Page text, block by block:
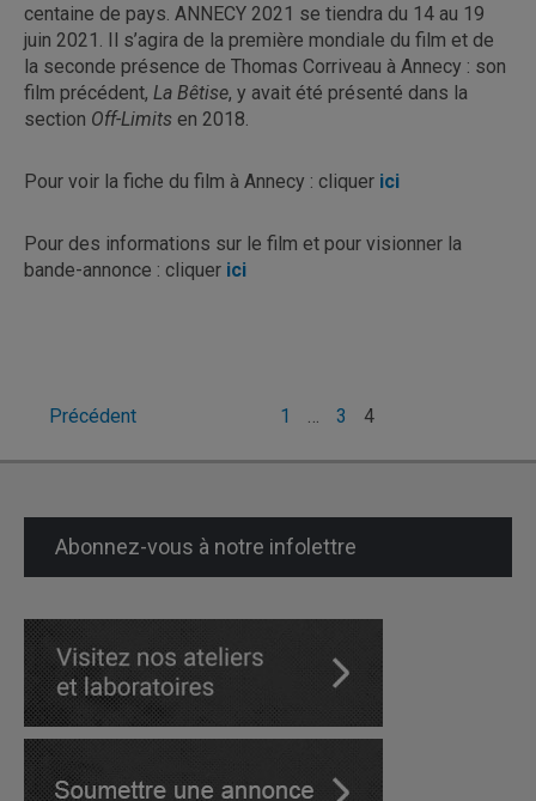
centaine de pays. ANNECY 2021 se tiendra du 14 au 19
juin 2021. Il s’agira de la première mondiale du film et de
la seconde présence de Thomas Corriveau à Annecy : son
film précédent, La Bêtise, y avait été présenté dans la
section Off-Limits en 2018.
Pour voir la fiche du film à Annecy : cliquer ici
Pour des informations sur le film et pour visionner la
bande-annonce : cliquer ici
Pagination
des
Précédent 1 3 4
Abonnez-vous à notre infolettre